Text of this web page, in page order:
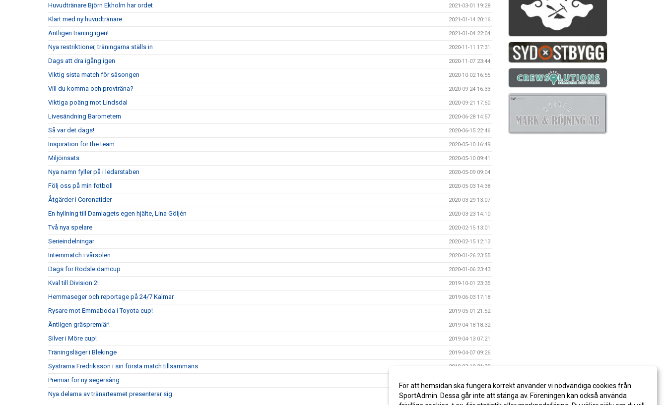
Huvudtränare Björn Ekholm har ordet 2021-03-01 19:28
Klart med ny huvudtränare 2021-01-14 20:16
Äntligen träning igen! 2021-01-04 22:04
Nya restriktioner, träningarna ställs in 2020-11-11 17:31
Dags att dra igång igen 2020-11-07 23:44
Viktig sista match för säsongen 2020-10-02 16:55
Vill du komma och provträna? 2020-09-24 16:33
Viktiga poäng mot Lindsdal 2020-09-21 17:50
Livesändning Barometern 2020-06-28 14:57
Så var det dags! 2020-06-15 22:46
Inspiration for the team 2020-05-10 16:49
Miljöinsats 2020-05-10 09:41
Nya namn fyller på i ledarstaben 2020-05-09 09:04
Följ oss på min fotboll 2020-05-03 14:38
Åtgärder i Coronatider 2020-03-29 13:07
En hyllning till Damlagets egen hjälte, Lina Göljén 2020-03-23 14:10
Två nya spelare 2020-02-15 13:01
Serieindelningar 2020-02-15 12:13
Internmatch i vårsolen 2020-01-26 23:55
Dags för Rödsle damcup 2020-01-06 23:43
Kval till Division 2! 2019-10-01 23:35
Hemmaseger och reportage på 24/7 Kalmar 2019-06-03 17:18
Rysare mot Emmaboda i Toyota cup! 2019-05-01 21:52
Äntligen gräspremiär! 2019-04-18 18:32
Silver i Möre cup! 2019-04-13 07:21
Träningsläger i Blekinge 2019-04-07 09:26
Systrarna Fredriksson i sin första match tillsammans 2019-03-19 21:30
Premiär för ny segersång
Nya delarna av tränarteamet presenterar sig 2018-08-01 21:18
För att hemsidan ska fungera korrekt använder vi nödvändiga cookies från
SportAdmin. Dessa går inte att stänga av. Föreningen kan också använda